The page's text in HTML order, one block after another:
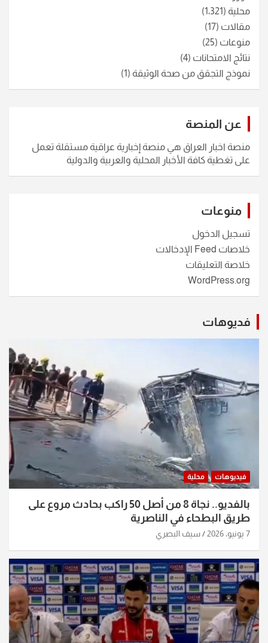
محلية (1٬321)
مقالات (17)
منوعات (25)
نتائج الامتحانات (4)
نموذج التجقق من صحة الوثيقة (1)
عن المنصة
منصة اخبار العراق هي منصة إخبارية عراقية مستقلة تعمل
على تغطية كافة الأخبار المحلية والعربية والدولية
منوعات
تسجيل الدخول
خلاصات Feed الإدخالات
خلاصة التعليقات
WordPress.org
فديوهات
فيديوهات محلية
بالفديو.. نجاة 8 من أصل 50 راكب بحادث مروع على
طريق البطحاء في الناصرية
7 يونيو، 2026 سيف البصري